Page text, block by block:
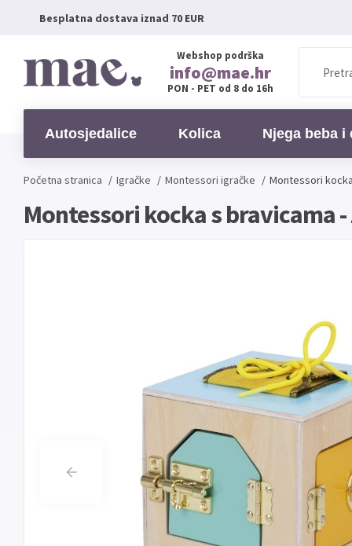
Besplatna dostava iznad 70 EUR
Webshop podrška
info@mae.hr
PON - PET od 8 do 16h
Autosjedalice Kolica Njega beba i
Početna stranica / Igračke / Montessori igračke / Montessori
Montessori kocka s bravicama